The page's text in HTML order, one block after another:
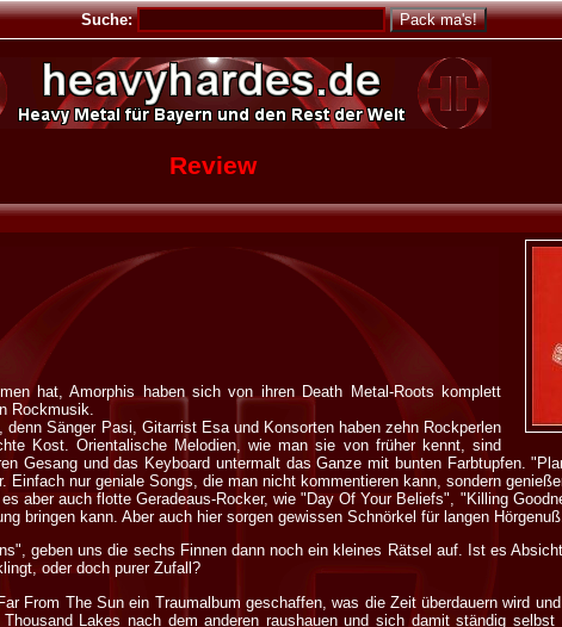
Suche:
Review
hat, Amorphis haben sich von ihren Death Metal-Roots komplett
Rockmusik.
denn Sänger Pasi, Gitarrist Esa und Konsorten haben zehn Rockperlen
Kost. Orientalische Melodien, wie man sie von früher kennt, sind
Gesang und das Keyboard untermalt das Ganze mit bunten Farbtupfen.
Einfach nur geniale Songs, die man nicht kommentieren kann, sondern
aber auch flotte Geradeaus-Rocker, wie "Day Of Your Beliefs", "Killing
bringen kann. Aber auch hier sorgen gewissen Schnörkel für langen
geben uns die sechs Finnen dann noch ein kleines Rätsel auf. Ist es
oder doch purer Zufall?
From The Sun ein Traumalbum geschaffen, was die Zeit überdauern wird
Lakes nach dem anderen raushauen und sich damit ständig selbst